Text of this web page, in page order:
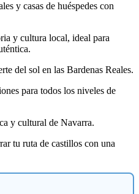
y casas de huéspedes con
y cultura local, ideal para
del sol en las Bardenas Reales.
para todos los niveles de
y cultural de Navarra.
tu ruta de castillos con una